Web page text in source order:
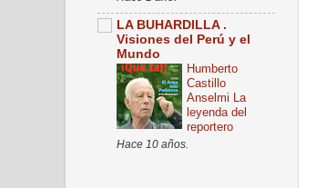
LA BUHARDILLA .
Visiones del Perú y el
Mundo
Humberto
Castillo
Anselmi La
leyenda del
reportero
Hace 10 años.